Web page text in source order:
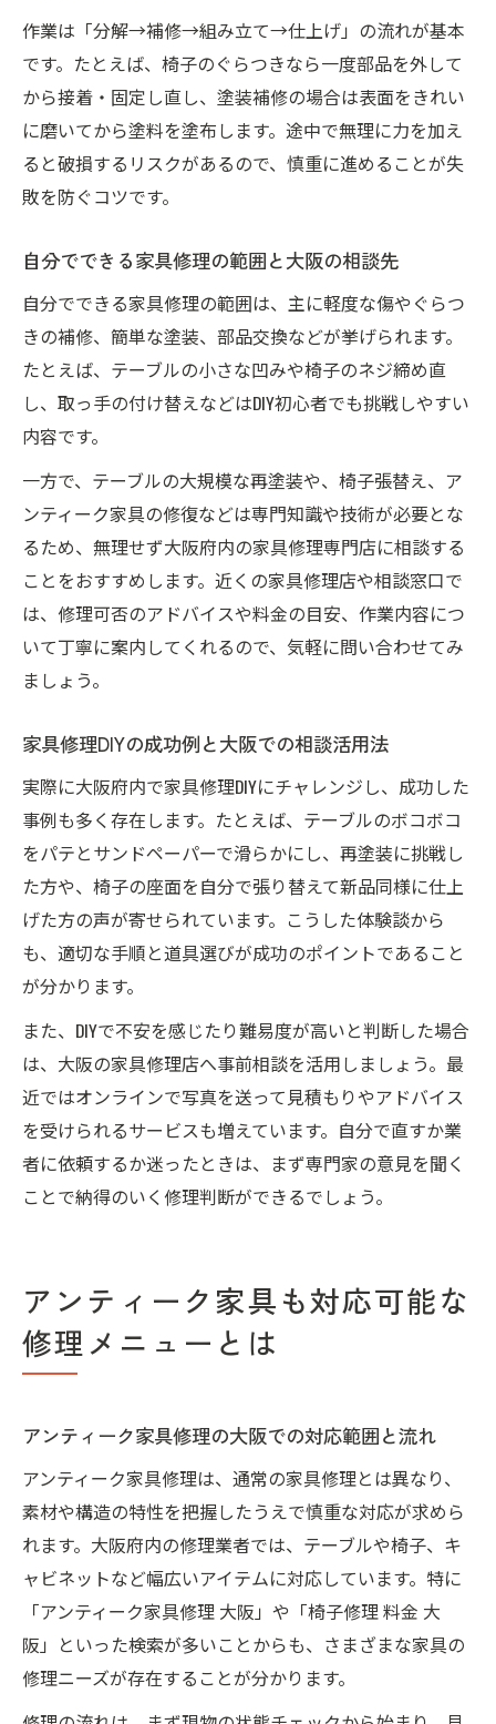
作業は「分解→補修→組み立て→仕上げ」の流れが基本
です。たとえば、椅子のぐらつきなら一度部品を外して
から接着・固定し直し、塗装補修の場合は表面をきれい
に磨いてから塗料を塗布します。途中で無理に力を加え
ると破損するリスクがあるので、慎重に進めることが失
敗を防ぐコツです。
自分でできる家具修理の範囲と大阪の相談先
自分でできる家具修理の範囲は、主に軽度な傷やぐらつ
きの補修、簡単な塗装、部品交換などが挙げられます。
たとえば、テーブルの小さな凹みや椅子のネジ締め直
し、取っ手の付け替えなどはDIY初心者でも挑戦しやすい
内容です。
一方で、テーブルの大規模な再塗装や、椅子張替え、ア
ンティーク家具の修復などは専門知識や技術が必要とな
るため、無理せず大阪府内の家具修理専門店に相談する
ことをおすすめします。近くの家具修理店や相談窓口で
は、修理可否のアドバイスや料金の目安、作業内容につ
いて丁寧に案内してくれるので、気軽に問い合わせてみ
ましょう。
家具修理DIYの成功例と大阪での相談活用法
実際に大阪府内で家具修理DIYにチャレンジし、成功した
事例も多く存在します。たとえば、テーブルのボコボコ
をパテとサンドペーパーで滑らかにし、再塗装に挑戦し
た方や、椅子の座面を自分で張り替えて新品同様に仕上
げた方の声が寄せられています。こうした体験談から
も、適切な手順と道具選びが成功のポイントであること
が分かります。
また、DIYで不安を感じたり難易度が高いと判断した場合
は、大阪の家具修理店へ事前相談を活用しましょう。最
近ではオンラインで写真を送って見積もりやアドバイス
を受けられるサービスも増えています。自分で直すか業
者に依頼するか迷ったときは、まず専門家の意見を聞く
ことで納得のいく修理判断ができるでしょう。
アンティーク家具も対応可能な
修理メニューとは
アンティーク家具修理の大阪での対応範囲と流れ
アンティーク家具修理は、通常の家具修理とは異なり、
素材や構造の特性を把握したうえで慎重な対応が求めら
れます。大阪府内の修理業者では、テーブルや椅子、キ
ャビネットなど幅広いアイテムに対応しています。特に
「アンティーク家具修理 大阪」や「椅子修理 料金 大
阪」といった検索が多いことからも、さまざまな家具の
修理ニーズが存在することが分かります。